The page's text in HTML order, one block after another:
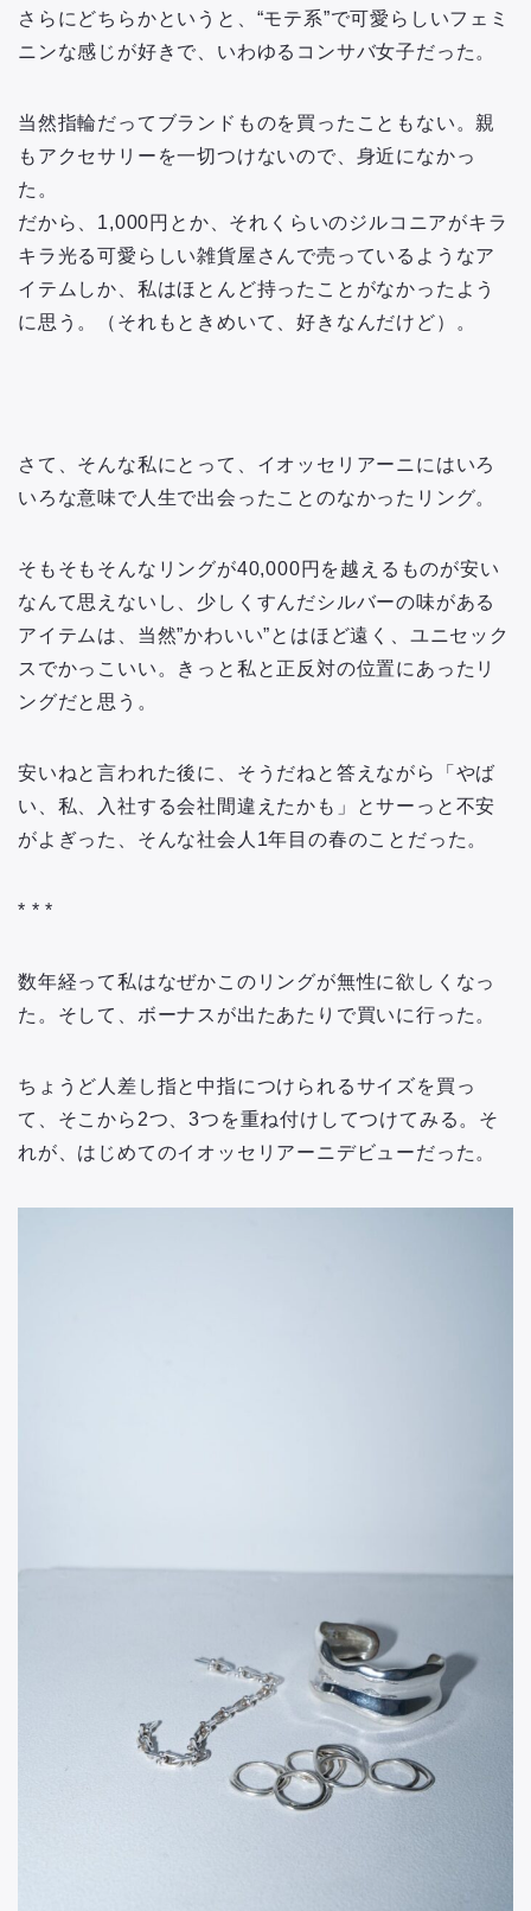
さらにどちらかというと、“モテ系”で可愛らしいフェミ
ニンな感じが好きで、いわゆるコンサバ女子だった。
当然指輪だってブランドものを買ったこともない。親
もアクセサリーを一切つけないので、身近になかっ
た。
だから、1,000円とか、それくらいのジルコニアがキラ
キラ光る可愛らしい雑貨屋さんで売っているようなア
イテムしか、私はほとんど持ったことがなかったよう
に思う。（それもときめいて、好きなんだけど）。
さて、そんな私にとって、イオッセリアーニにはいろ
いろな意味で人生で出会ったことのなかったリング。
そもそもそんなリングが40,000円を越えるものが安い
なんて思えないし、少しくすんだシルバーの味がある
アイテムは、当然”かわいい”とはほど遠く、ユニセック
スでかっこいい。きっと私と正反対の位置にあったリ
ングだと思う。
安いねと言われた後に、そうだねと答えながら「やば
い、私、入社する会社間違えたかも」とサーっと不安
がよぎった、そんな社会人1年目の春のことだった。
* * *
数年経って私はなぜかこのリングが無性に欲しくなっ
た。そして、ボーナスが出たあたりで買いに行った。
ちょうど人差し指と中指につけられるサイズを買っ
て、そこから2つ、3つを重ね付けしてつけてみる。そ
れが、はじめてのイオッセリアーニデビューだった。